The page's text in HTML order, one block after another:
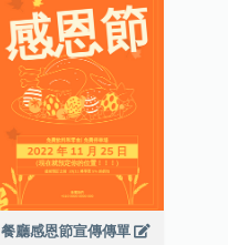
餐廳感恩節宣傳傳單